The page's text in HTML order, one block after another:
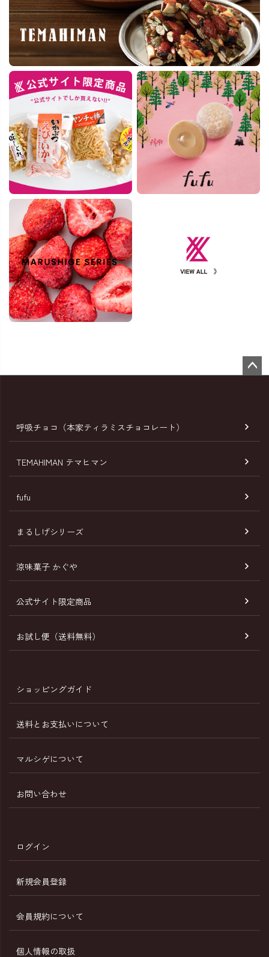
呼吸チョコ（本家ティラミスチョコレート）
TEMAHIMAN テマヒマン
fufu
まるしげシリーズ
涼味菓子 かぐや
公式サイト限定商品
お試し便（送料無料）
ショッピングガイド
送料とお支払いについて
マルシゲについて
お問い合わせ
ログイン
新規会員登録
会員規約について
個人情報の取扱